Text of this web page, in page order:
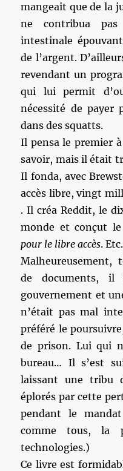
mangeait que de la
ne contribua
intestinale
de l’argent.
revendant un
qui lui permit
nécessité de payer
dans des squatts.
Il pensa le premier
savoir, mais il était
Il fonda, avec
accès libre, vingt
. Il créa Reddit, le
monde et conçut
pour le libre accès.
Malheureusement,
de documents,
gouvernement et
n’était pas mal
préféré le
de prison. Lui qui
bureau… Il s’est
laissant une tribu
éplorés par cette
pendant le
comme tous, la
technologies.)
Ce livre est